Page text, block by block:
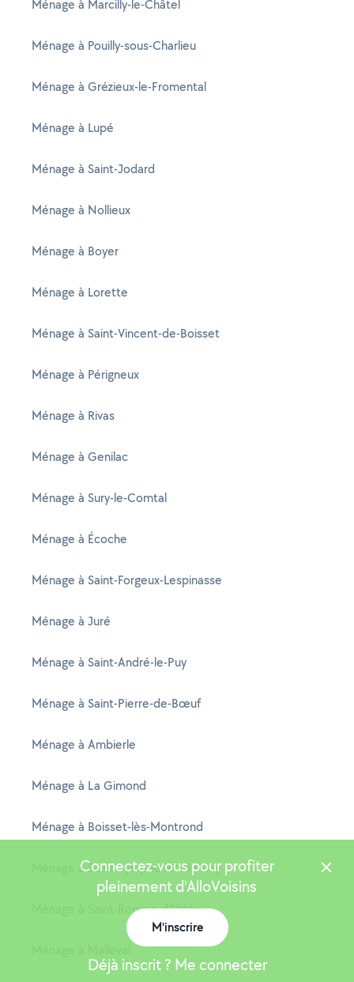
Ménage à Marcilly-le-Châtel
Ménage à Pouilly-sous-Charlieu
Ménage à Grézieux-le-Fromental
Ménage à Lupé
Ménage à Saint-Jodard
Ménage à Nollieux
Ménage à Boyer
Ménage à Lorette
Ménage à Saint-Vincent-de-Boisset
Ménage à Périgneux
Ménage à Rivas
Ménage à Genilac
Ménage à Sury-le-Comtal
Ménage à Écoche
Ménage à Saint-Forgeux-Lespinasse
Ménage à Juré
Ménage à Saint-André-le-Puy
Ménage à Saint-Pierre-de-Bœuf
Ménage à Ambierle
Ménage à La Gimond
Ménage à Boisset-lès-Montrond
Ménage à Saint-Symphorien-de-Lay
Ménage à Saint-Romain-d'Urfé
Connectez-vous pour profiter
pleinement d'AlloVoisins
M'inscrire
Déjà inscrit ? Me connecter